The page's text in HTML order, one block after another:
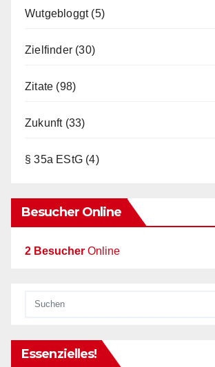
Wutgebloggt(5)
Zielfinder (30)
Zitate (98)
Zukunft(33)
§ 35a EStG (4)
Besucher Online
2 Besucher Online
Essenzielles!